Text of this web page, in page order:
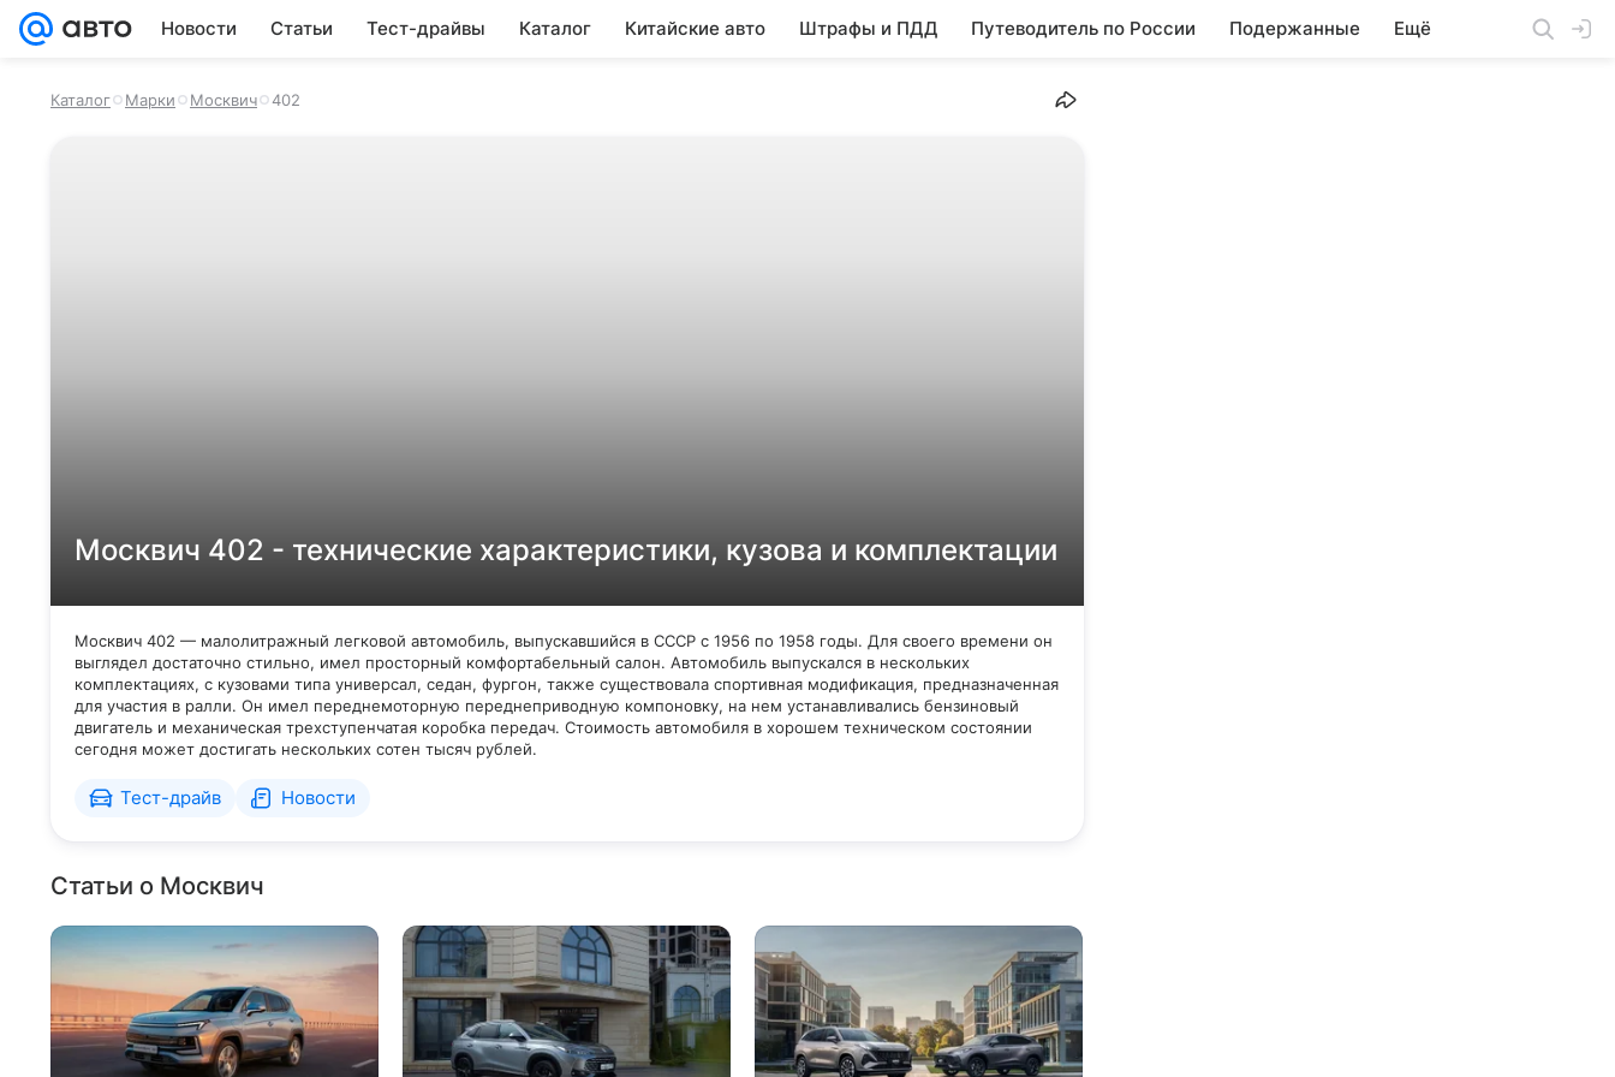
Новости Статьи Тест-драйвы Каталог Китайские авто Штрафы и ПДД Путеводитель по России Подержанные Ещё
Каталог Марки Москвич 402
Москвич 402 - технические характеристики, кузова и комплектации
Москвич 402 — малолитражный легковой автомобиль, выпускавшийся в СССР с 1956 по 1958 годы. Для своего времени он
выглядел достаточно стильно, имел просторный комфортабельный салон. Автомобиль выпускался в нескольких
комплектациях, с кузовами типа универсал, седан, фургон, также существовала спортивная модификация, предназначенная
для участия в ралли. Он имел переднемоторную переднеприводную компоновку, на нем устанавливались бензиновый
двигатель и механическая трехступенчатая коробка передач. Стоимость автомобиля в хорошем техническом состоянии
сегодня может достигать нескольких сотен тысяч рублей.
Тест-драйв Новости
Статьи о Москвич